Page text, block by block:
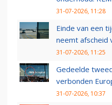
31-07-2026, 11:28
Einde van een
neemt afscheid
31-07-2026, 11:25
Gedeelde
verbonden
31-07-2026, 10:37